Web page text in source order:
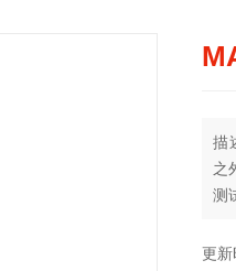
描
之
测
更